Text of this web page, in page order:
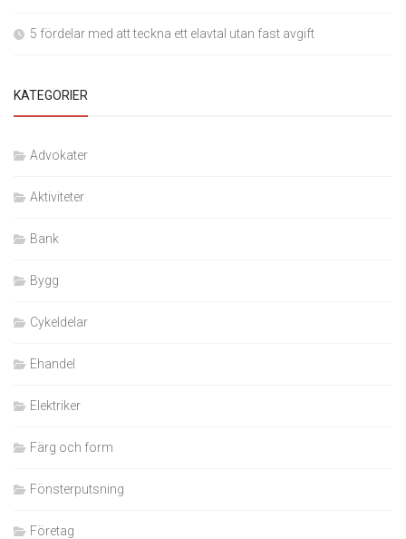
5 fördelar med att teckna ett elavtal utan fast avgift
KATEGORIER
Advokater
Aktiviteter
Bank
Bygg
Cykeldelar
Ehandel
Elektriker
Färg och form
Fönsterputsning
Företag